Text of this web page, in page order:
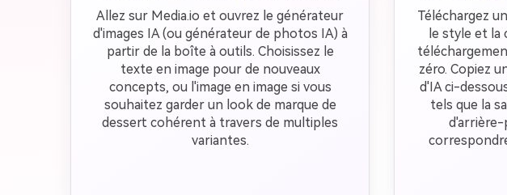
Allez sur Media.io et ouvrez le générateur
d'images IA (ou générateur de photos IA) à
partir de la boîte à outils. Choisissez le
texte en image pour de nouveaux
concepts, ou l'image en image si vous
souhaitez garder un look de marque de
dessert cohérent à travers de multiples
variantes.
Téléchargez
le style et la
zéro. Copiez
d'IA ci-
tels que la
d'arrière-